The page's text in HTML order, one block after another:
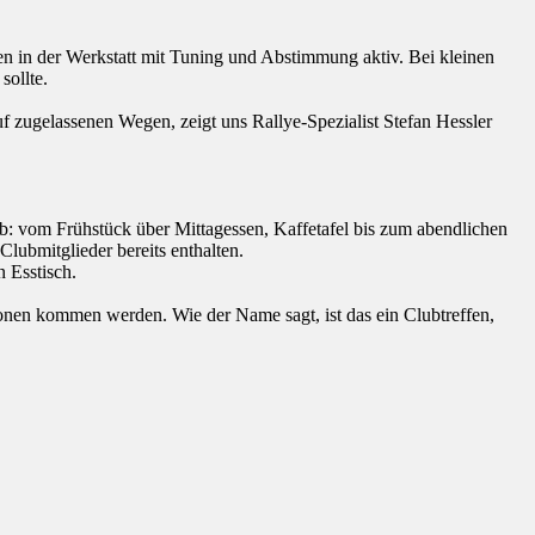
in der Werkstatt mit Tuning und Abstimmung aktiv. Bei kleinen
Wegen, zeigt uns Rallye-Spezialist Stefan Hessler
Frühstück über Mittagessen, Kaffetafel bis zum abendlichen
bereits enthalten.
Esstisch.
kommen werden. Wie der Name sagt, ist das ein Clubtreffen,